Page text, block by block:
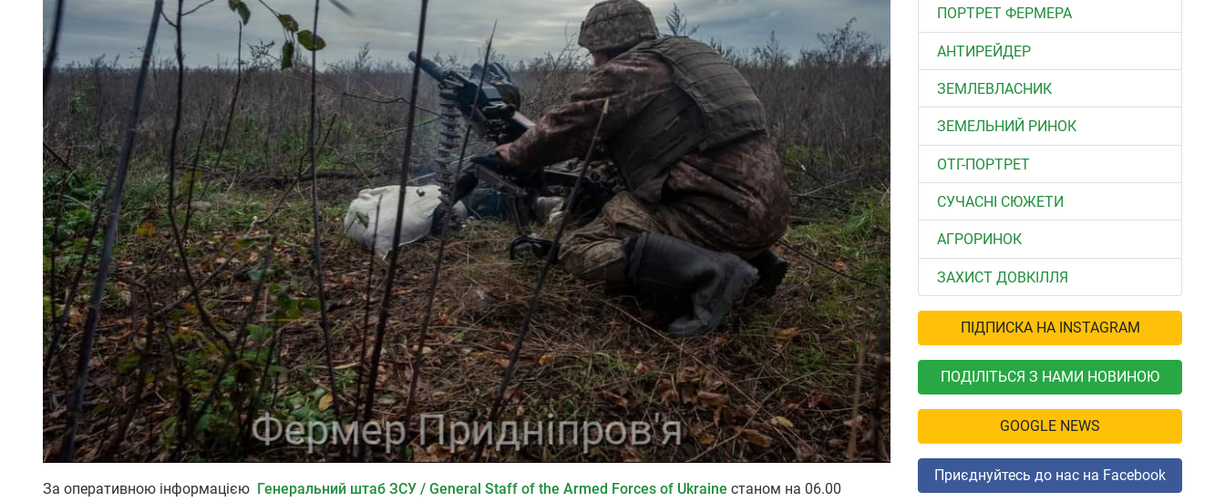
За оперативною інформацією Генеральний штаб ЗСУ / General Staff of the Armed Forces of Ukraine станом на 06.00
ПОРТРЕТ ФЕРМЕРА
АНТИРЕЙДЕР
ЗЕМЛЕВЛАСНИК
ЗЕМЕЛЬНИЙ РИНОК
ОТГ-ПОРТРЕТ
СУЧАСНІ СЮЖЕТИ
АГРОРИНОК
ЗАХИСТ ДОВКІЛЛЯ
ПІДПИСКА НА INSTAGRAM
ПОДІЛІТЬСЯ З НАМИ НОВИНОЮ
GOOGLE NEWS
Приєднуйтесь до нас на Facebook